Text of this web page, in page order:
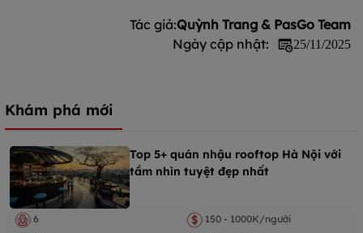
Tác giả:Quỳnh Trang & PasGo Team
Ngày cập nhật:
25/11/2025
Khám phá mới
Top 5+ quán nhậu rooftop Hà Nội với
tầm nhìn tuyệt đẹp nhất
6
150 - 1000K/người